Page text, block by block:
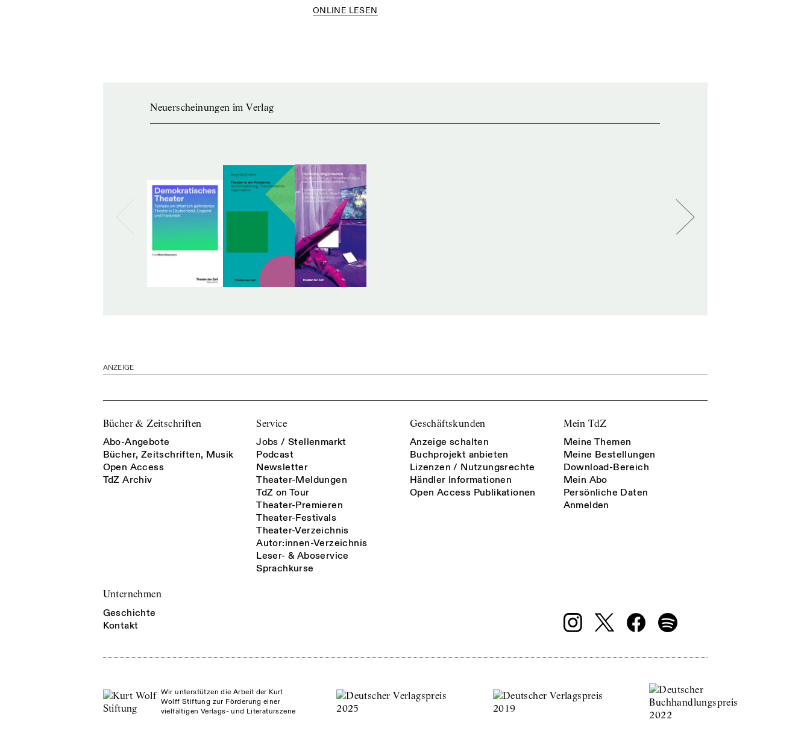
ONLINE LESEN
Neuerscheinungen im Verlag
ANZEIGE
Bücher & Zeitschriften
Abo-Angebote
Bücher, Zeitschriften, Musik
Open Access
TdZ Archiv
Service
Jobs / Stellenmarkt
Podcast
Newsletter
Theater-Meldungen
TdZ on Tour
Theater-Premieren
Theater-Festivals
Theater-Verzeichnis
Autor:innen-Verzeichnis
Leser- & Aboservice
Sprachkurse
Geschäftskunden
Anzeige schalten
Buchprojekt anbieten
Lizenzen / Nutzungsrechte
Händler Informationen
Open Access Publikationen
Mein TdZ
Meine Themen
Meine Bestellungen
Download-Bereich
Mein Abo
Persönliche Daten
Anmelden
Unternehmen
Geschichte
Kontakt
Wir unterstützen die Arbeit der Kurt
Wolff Stiftung zur Förderung einer
vielfältigen Verlags- und Literaturszene